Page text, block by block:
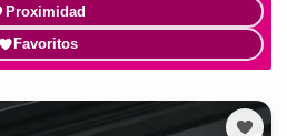
Proximidad
Favoritos